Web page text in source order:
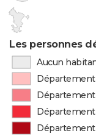
Les personnes
Aucun
Département
Département
Département